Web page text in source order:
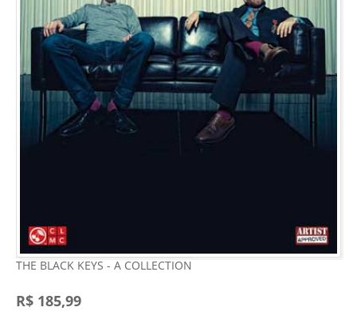
THE BLACK KEYS - A COLLECTION
R$ 185,99